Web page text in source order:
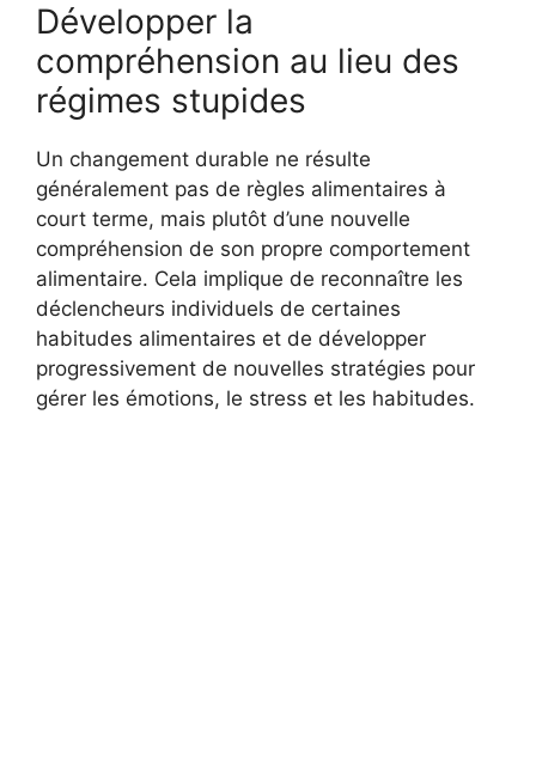
Développer la
compréhension au lieu des
régimes stupides
Un changement durable ne résulte
généralement pas de règles alimentaires à
court terme, mais plutôt d’une nouvelle
compréhension de son propre comportement
alimentaire. Cela implique de reconnaître les
déclencheurs individuels de certaines
habitudes alimentaires et de développer
progressivement de nouvelles stratégies pour
gérer les émotions, le stress et les habitudes.